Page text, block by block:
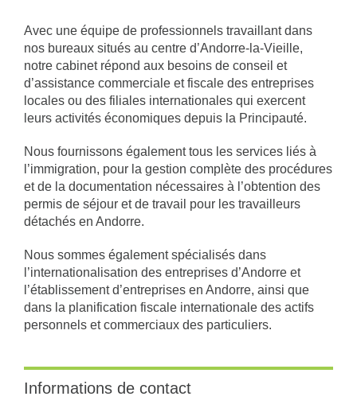
Avec une équipe de professionnels travaillant dans
nos bureaux situés au centre d’Andorre-la-Vieille,
notre cabinet répond aux besoins de conseil et
d’assistance commerciale et fiscale des entreprises
locales ou des filiales internationales qui exercent
leurs activités économiques depuis la Principauté.
Nous fournissons également tous les services liés à
l’immigration, pour la gestion complète des procédures
et de la documentation nécessaires à l’obtention des
permis de séjour et de travail pour les travailleurs
détachés en Andorre.
Nous sommes également spécialisés dans
l’internationalisation des entreprises d’Andorre et
l’établissement d’entreprises en Andorre, ainsi que
dans la planification fiscale internationale des actifs
personnels et commerciaux des particuliers.
Informations de contact